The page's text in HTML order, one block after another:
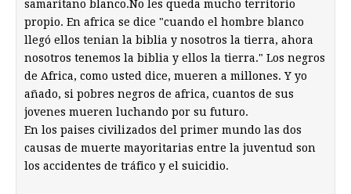
samaritano blanco.No les queda mucho territorio
propio. En africa se dice "cuando el hombre blanco
llegó ellos tenian la biblia y nosotros la tierra, ahora
nosotros tenemos la biblia y ellos la tierra." Los negros
de Africa, como usted dice, mueren a millones. Y yo
añado, si pobres negros de africa, cuantos de sus
jovenes mueren luchando por su futuro.
En los paises civilizados del primer mundo las dos
causas de muerte mayoritarias entre la juventud son
los accidentes de tráfico y el suicidio.